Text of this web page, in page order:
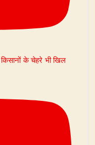
किसानों के चेहरे भी खिल